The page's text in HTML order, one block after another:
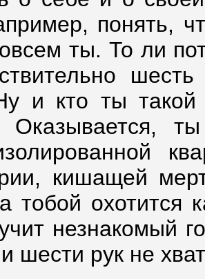
понять,
ты. То ли
и кто ты
Оказывается,
кишащей
тобой охотится
незнакомый
шести рук не